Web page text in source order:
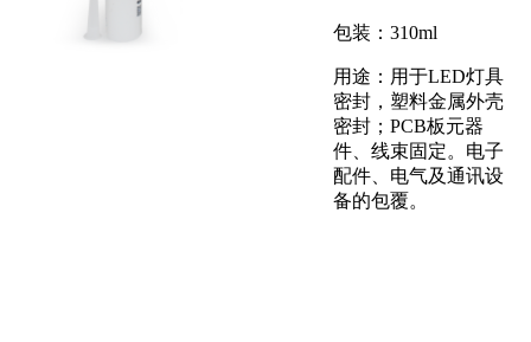
包装：310ml
用途：用于LED灯具
密封，塑料金属外壳
密封；PCB板元器
件、线束固定。电子
配件、电气及通讯设
备的包覆。